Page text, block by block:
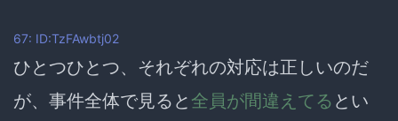
67: ID:TzFAwbtj02
ひとつひとつ、それぞれの対応は正しいのだ
が、事件全体で見ると 全員が間違えてる とい